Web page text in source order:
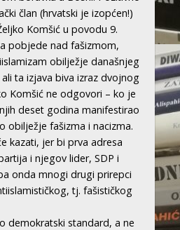
član (hrvatski je izopćen!)
Komšić u povodu 9.
pobjede nad fašizmom,
obilježje današnjeg
ta izjava biva izraz dvojnog
Komšić ne odgovori – ko je
deset godina manifestirao
obilježje fašizma i nacizma.
kazati, jer bi prva adresa
i njegov lider, SDP i
onda mnogi drugi prirepci
tj. fašističkog
demokratski standard, a ne